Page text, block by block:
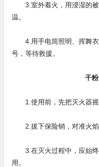
3.室外着火，用浸湿的
温。
4.用手电筒照明、挥舞
号，等待救援。
干
1.使用前，先把灭火器
2.拔下保险销，对准火
3.在灭火过程中，应始
用。